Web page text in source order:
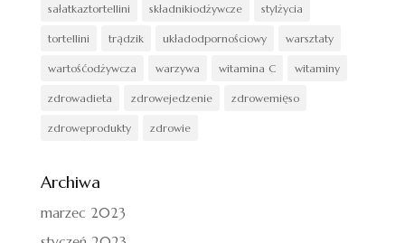
sałatkaztortellini składnikiodżywcze stylżycia
tortellini trądzik układodpornościowy warsztaty
wartośćodżywcza warzywa witamina C witaminy
zdrowadieta zdrowejedzenie zdrowemięso
zdroweprodukty zdrowie
Archiwa
marzec 2023